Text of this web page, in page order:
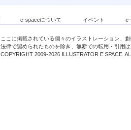
e-spaceについて イベント
ここに掲載されている個々のイラストレーション、
法律で認められたものを除き、無断での転用・引用
COPYRIGHT 2009-2026 ILLUSTRATOR E SPACE.